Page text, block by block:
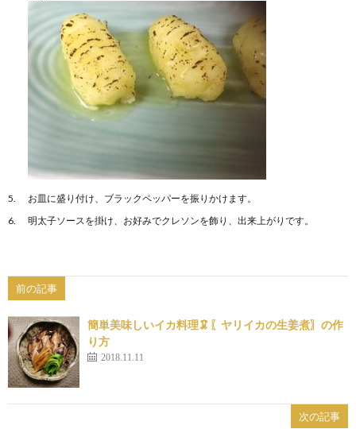
お皿に盛り付け、ブラックペッパーを振りかけます。
明太子ソースを掛け、お好みでクレソンを飾り、出来上がりです。
前の記事
簡単美味しいイカ料理🦑〖ヤリイカの生姜煮〗の作
り方
2018.11.11
次の記事